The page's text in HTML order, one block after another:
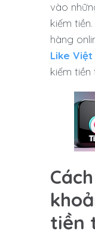
vào
kiếm
hàng
Like Việt
kiếm
tiền